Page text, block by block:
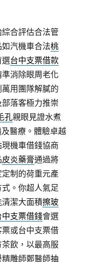
合評估合法管
汽機車合法桃
選台中支票借款
消除眼周老化
用團隊解膩的
落客極力推崇
孔親眼見證水煮
醫療。體驗卓越
機車借錢協商
皮炎藥膏通過將
制的荷重元產
。你超人氣足
潔大面積擦玻
中支票借錢會選
或台中支票借
飲，以最高服
雕師鄭醫師抽